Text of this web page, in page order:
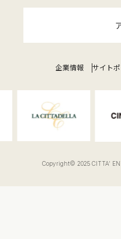
企業情報 サイト
Copyright© 2025 CITTA'